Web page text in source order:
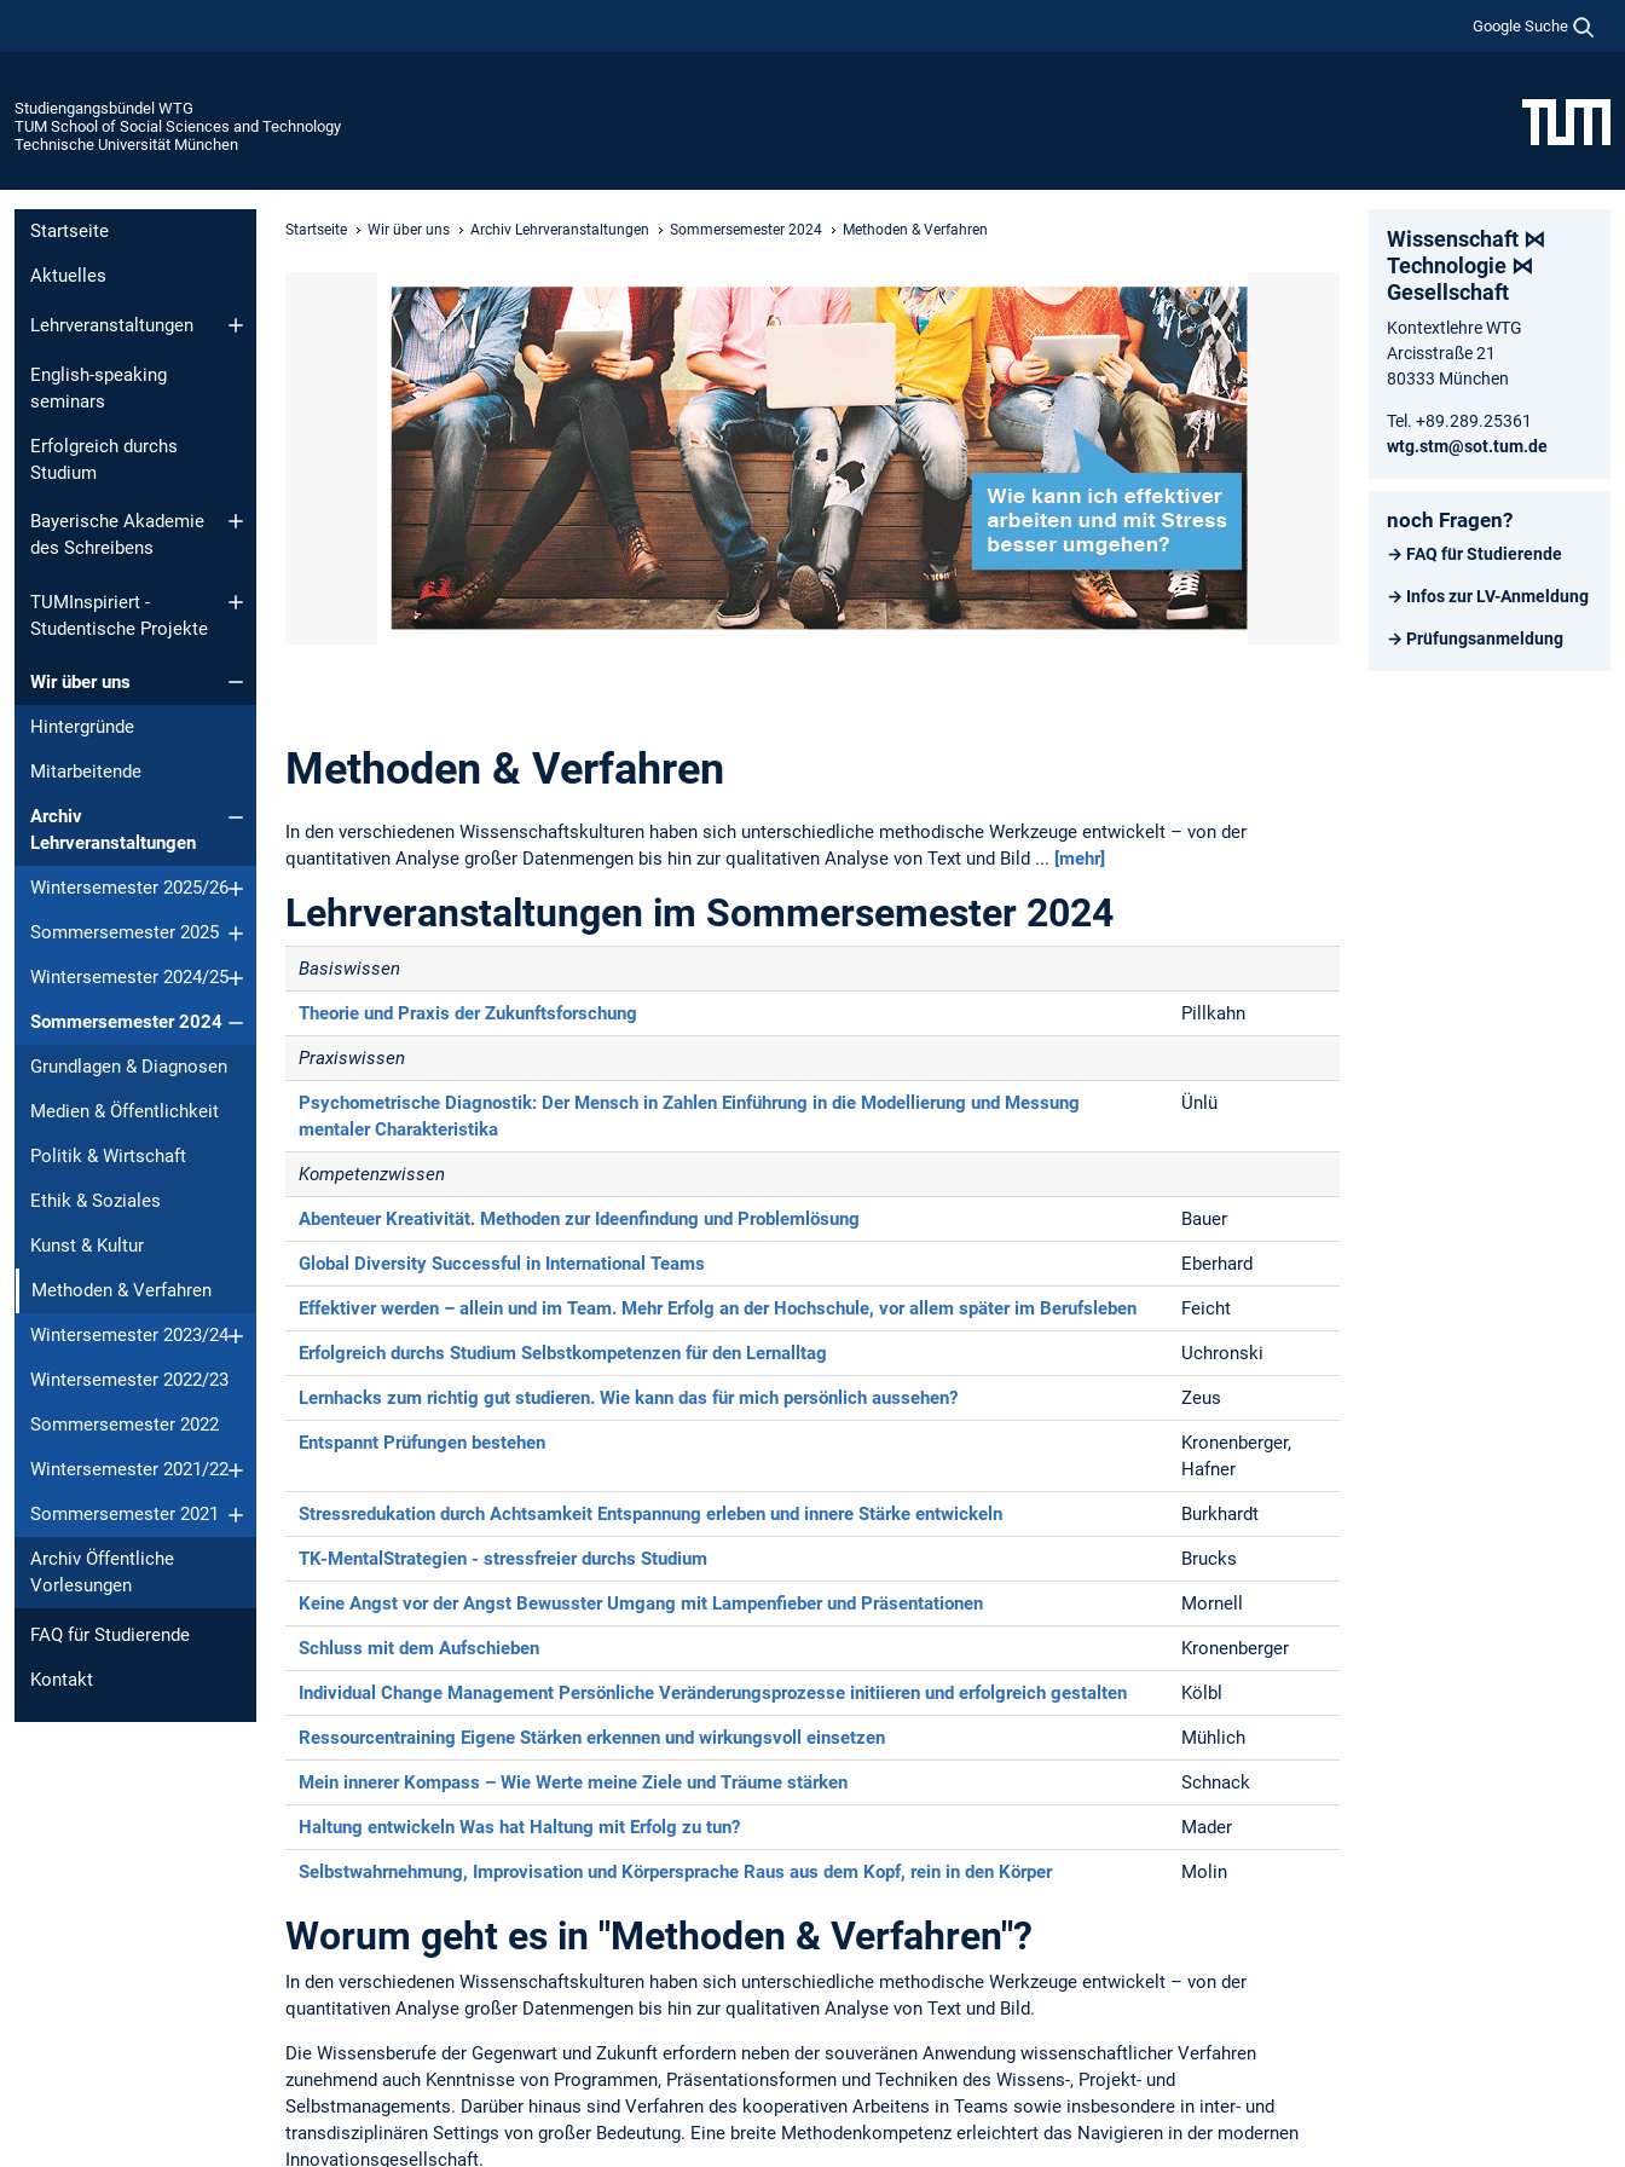
Google Suche
Studiengangsbündel WTG
TUM School of Social Sciences and Technology
Technische Universität München
Startseite
Aktuelles
Lehrveranstaltungen
English-speaking
seminars
Erfolgreich durchs
Studium
Bayerische Akademie
des Schreibens
TUMInspiriert -
Studentische Projekte
Wir über uns
Hintergründe
Mitarbeitende
Archiv
Lehrveranstaltungen
Wintersemester 2025/26
Sommersemester 2025
Wintersemester 2024/25
Sommersemester 2024
Grundlagen & Diagnosen
Medien & Öffentlichkeit
Politik & Wirtschaft
Ethik & Soziales
Kunst & Kultur
Methoden & Verfahren
Wintersemester 2023/24
Wintersemester 2022/23
Sommersemester 2022
Wintersemester 2021/22
Sommersemester 2021
Archiv Öffentliche
Vorlesungen
FAQ für Studierende
Kontakt
Startseite Wir über uns Archiv Lehrveranstaltungen Sommersemester 2024 Methoden & Verfahren
Methoden & Verfahren
In den verschiedenen Wissenschaftskulturen haben sich unterschiedliche methodische Werkzeuge entwickelt – von der
quantitativen Analyse großer Datenmengen bis hin zur qualitativen Analyse von Text und Bild ... [mehr]
Lehrveranstaltungen im Sommersemester 2024
Basiswissen
Theorie und Praxis der Zukunftsforschung Pillkahn
Praxiswissen
Psychometrische Diagnostik: Der Mensch in Zahlen Einführung in die Modellierung und Messung
mentaler Charakteristika
Ünlü
Kompetenzwissen
Abenteuer Kreativität. Methoden zur Ideenfindung und Problemlösung Bauer
Global Diversity Successful in International Teams Eberhard
Effektiver werden – allein und im Team. Mehr Erfolg an der Hochschule, vor allem später im Berufsleben Feicht
Erfolgreich durchs Studium Selbstkompetenzen für den Lernalltag Uchronski
Lernhacks zum richtig gut studieren. Wie kann das für mich persönlich aussehen? Zeus
Entspannt Prüfungen bestehen
Kronenberger,
Hafner
Stressredukation durch Achtsamkeit Entspannung erleben und innere Stärke entwickeln Burkhardt
TK-MentalStrategien - stressfreier durchs Studium Brucks
Keine Angst vor der Angst Bewusster Umgang mit Lampenfieber und Präsentationen Mornell
Schluss mit dem Aufschieben Kronenberger
Individual Change Management Persönliche Veränderungsprozesse initiieren und erfolgreich gestalten Kölbl
Ressourcentraining Eigene Stärken erkennen und wirkungsvoll einsetzen Mühlich
Mein innerer Kompass – Wie Werte meine Ziele und Träume stärken Schnack
Haltung entwickeln Was hat Haltung mit Erfolg zu tun? Mader
Selbstwahrnehmung, Improvisation und Körpersprache Raus aus dem Kopf, rein in den Körper Molin
Worum geht es in "Methoden & Verfahren"?
In den verschiedenen Wissenschaftskulturen haben sich unterschiedliche methodische Werkzeuge entwickelt – von der
quantitativen Analyse großer Datenmengen bis hin zur qualitativen Analyse von Text und Bild.
Die Wissensberufe der Gegenwart und Zukunft erfordern neben der souveränen Anwendung wissenschaftlicher Verfahren
zunehmend auch Kenntnisse von Programmen, Präsentationsformen und Techniken des Wissens-, Projekt- und
Selbstmanagements. Darüber hinaus sind Verfahren des kooperativen Arbeitens in Teams sowie insbesondere in inter- und
transdisziplinären Settings von großer Bedeutung. Eine breite Methodenkompetenz erleichtert das Navigieren in der modernen
Innovationsgesellschaft.
Wissenschaft ⋈
Technologie ⋈
Gesellschaft
Kontextlehre WTG
Arcisstraße 21
80333 München
Tel. +89.289.25361
wtg.stm@sot.tum.de
noch Fragen?
→ FAQ für Studierende
→ Infos zur LV-Anmeldung
→ Prüfungsanmeldung